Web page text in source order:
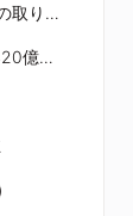
VISION2030 持続的成長と株主還元の取り組み
中期経営計画（2028/6期：売上高1420億円、営業利益27億円）